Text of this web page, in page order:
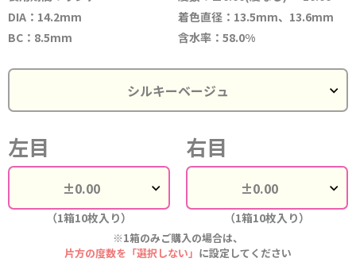
DIA：14.2mm
着色直径：13.5mm、13.6mm
BC：8.5mm
含水率：58.0%
左目
（1箱10枚入り）
右目
（1箱10枚入り）
※1箱のみご購入の場合は、
片方の度数を「選択しない」 に設定してください